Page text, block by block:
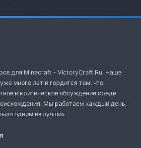
для Minecraft - VictoryCraft.Ru. Наше
много лет и гордится тем, что
и критическое обсуждение среди
Мы работаем каждый день,
одним из лучших.